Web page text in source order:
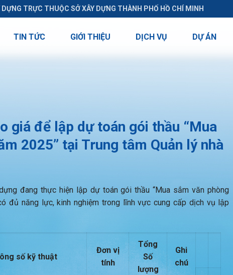
TRỰC THUỘC SỞ XÂY DỰNG THÀNH PHỐ HỒ CHÍ MINH
TIN TỨC GIỚI THIỆU DỊCH VỤ DỰ ÁN
giá để lập dự toán gói thầu “Mua
2025” tại Trung tâm Quản lý nhà
đang thực hiện lập dự toán gói thầu “Mua sắm văn phòng
đủ năng lực, kinh nghiệm trong lĩnh vực cung cấp dịch vụ lập
số kỹ thuật
Đơn vị
tính
Tổng
Số
lượng
Ghi
chú